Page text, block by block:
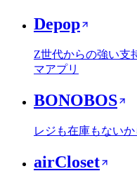
Depop
Z世代からの強い支
マアプリ
BONOBOS
レジも在庫もない
airCloset